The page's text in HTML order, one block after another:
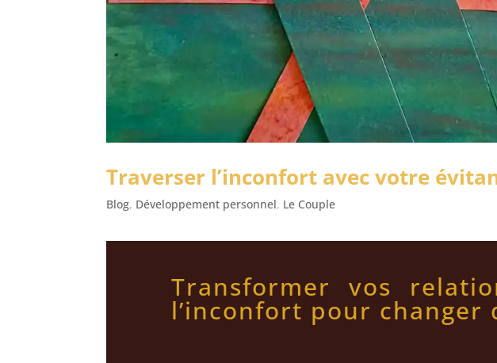
Traverser l’inconfort avec votre
Blog, Développement personnel, Le Couple
Transformer vos
l’inconfort pour changer